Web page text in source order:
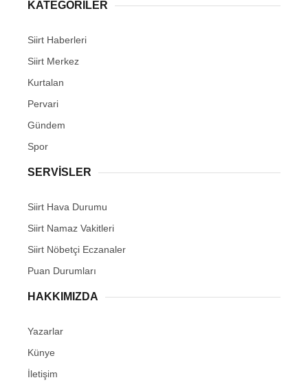
KATEGORİLER
Siirt Haberleri
Siirt Merkez
Kurtalan
Pervari
Gündem
Spor
SERVİSLER
Siirt Hava Durumu
Siirt Namaz Vakitleri
Siirt Nöbetçi Eczanaler
Puan Durumları
HAKKIMIZDA
Yazarlar
Künye
İletişim